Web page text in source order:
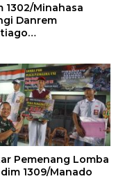
1302/Minahasa
Danrem
Pemenang Lomba
1309/Manado